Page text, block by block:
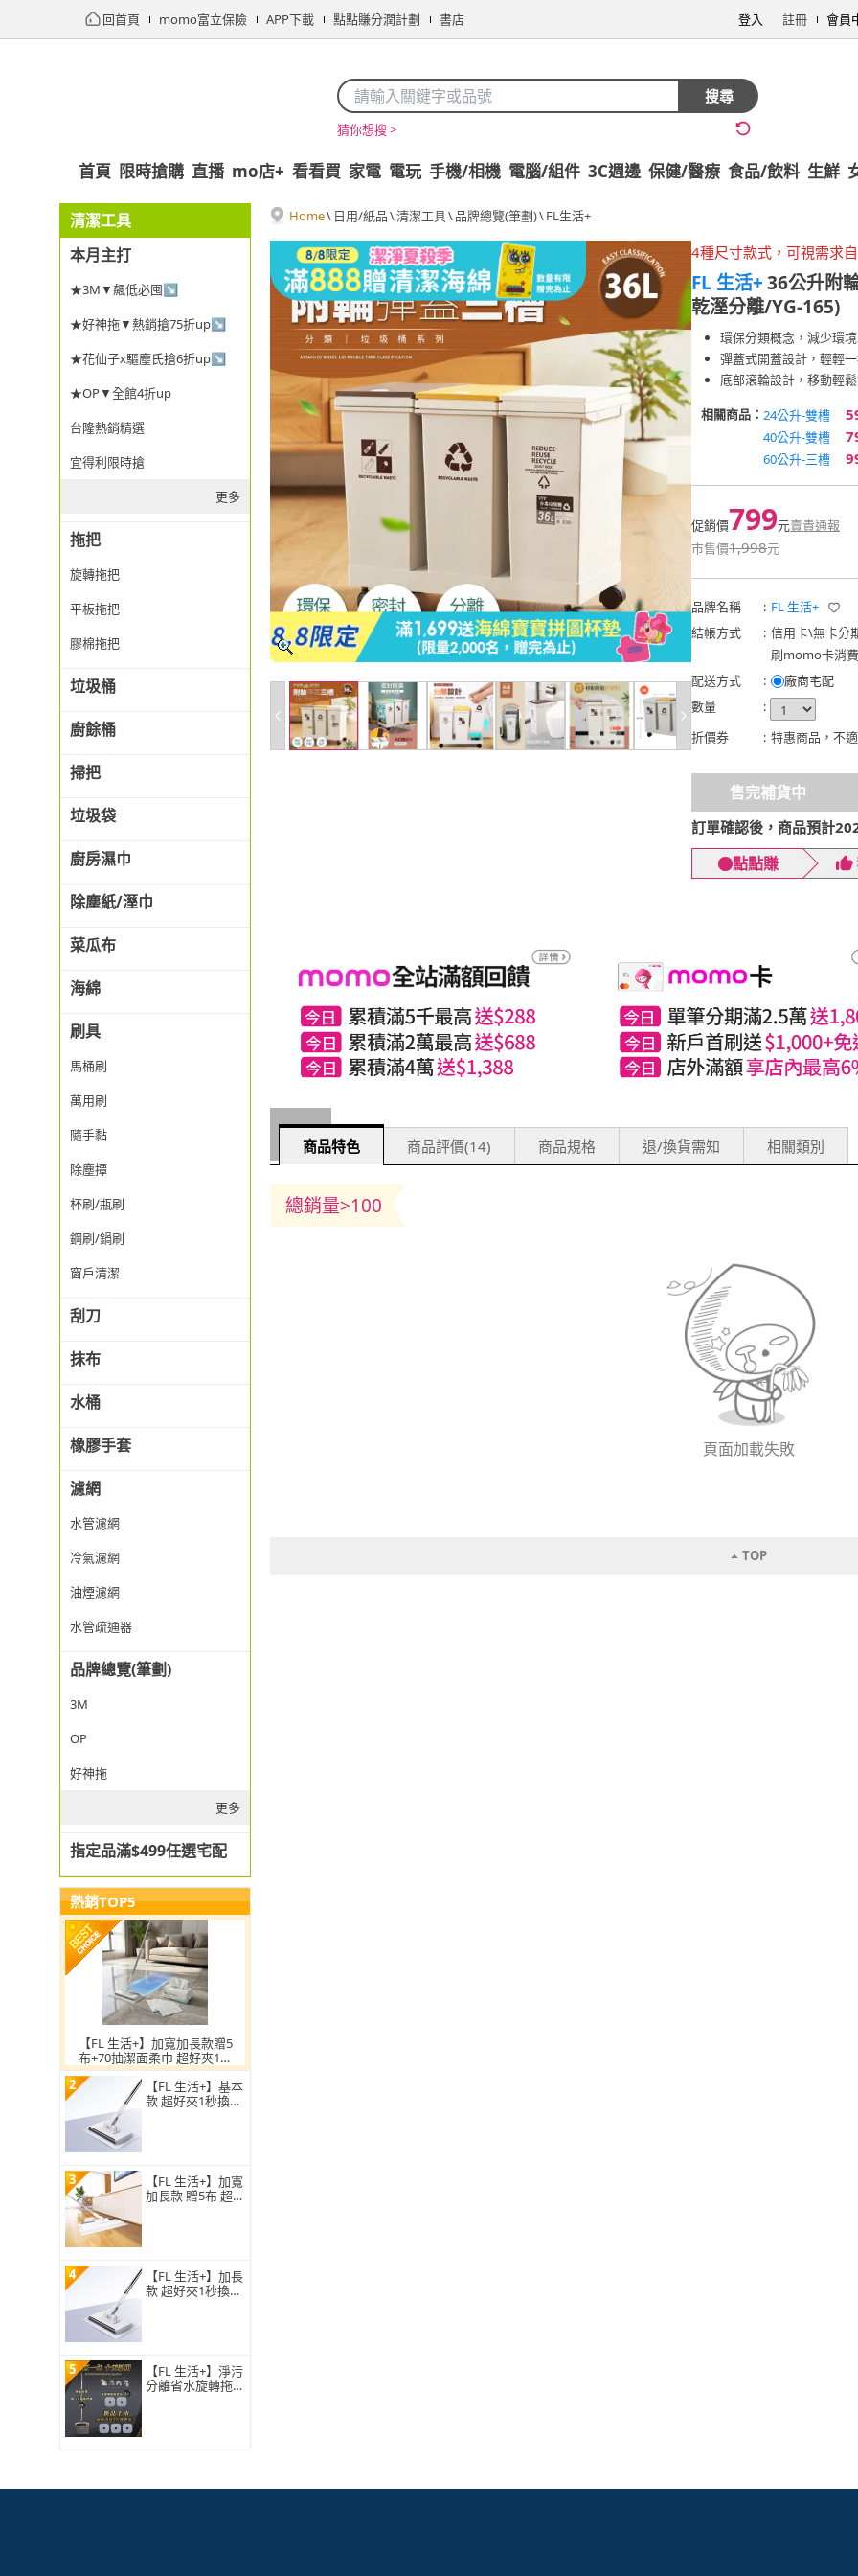
回首頁 momo富立保險 APP下載 點點賺分潤計劃 書店 登入 註冊 會員
搜尋
猜你想搜 >
首頁 限時搶購 直播 mo店+ 看看買 家電 電玩 手機/相機 電腦/組件 3C週邊 保健/醫療 食品/飲料 生鮮
清潔工具
本月主打
★3M▼飆低必囤↘
★好神拖▼熱銷搶75折up↘
★花仙子x驅塵氏搶6折up↘
★OP▼全館4折up
台隆熱銷精選
宜得利限時搶
更多
拖把
旋轉拖把
平板拖把
膠棉拖把
垃圾桶
廚餘桶
掃把
垃圾袋
廚房濕巾
除塵紙/溼巾
菜瓜布
海綿
刷具
馬桶刷
萬用刷
隨手黏
除塵撢
杯刷/瓶刷
鋼刷/鍋刷
窗戶清潔
刮刀
抹布
水桶
橡膠手套
濾網
水管濾網
冷氣濾網
油煙濾網
水管疏通器
品牌總覽(筆劃)
3M
OP
好神拖
更多
指定品滿$499任選宅配
熱銷TOP5
【FL 生活+】加寬加長款贈5
布+70抽潔面柔巾 超好夾1秒
換布洗臉巾環保拖把
2
【FL 生活+】基本
款 超好夾1秒換布
3
【FL 生活+】加寬
加長款 贈5布 超好
4
【FL 生活+】加長
款 超好夾1秒換布
5
【FL 生活+】淨污
分離省水旋轉拖把
Home\ 日用/紙品\清潔工具\品牌總覽(筆劃)\FL生活+
4種尺寸款式，可視需求
FL 生活+36公升附
乾溼分離/YG-165)
環保分類概念，減少環
彈蓋式開蓋設計，輕輕
底部滾輪設計，移動輕
相關商品： 24公升-雙槽
40公升-雙槽
60公升-三槽
促銷價799元賣貴通報
市售價1,998元
品牌名稱 : FL 生活+
結帳方式
: 信用卡\無卡分
刷momo卡消
配送方式
:
廠商宅配
數量
:
折價券
: 特惠商品，不
售完補貨中
訂單確認後，商品預計
點點賺
商品特色 商品評價(14) 商品規格 退/換貨需知 相關類別
總銷量>100
頁面加載失敗
TOP